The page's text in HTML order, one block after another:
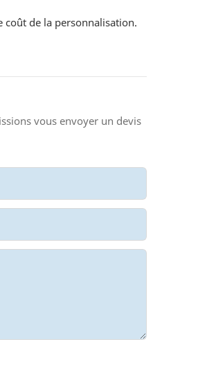
de la personnalisation.
vous envoyer un devis